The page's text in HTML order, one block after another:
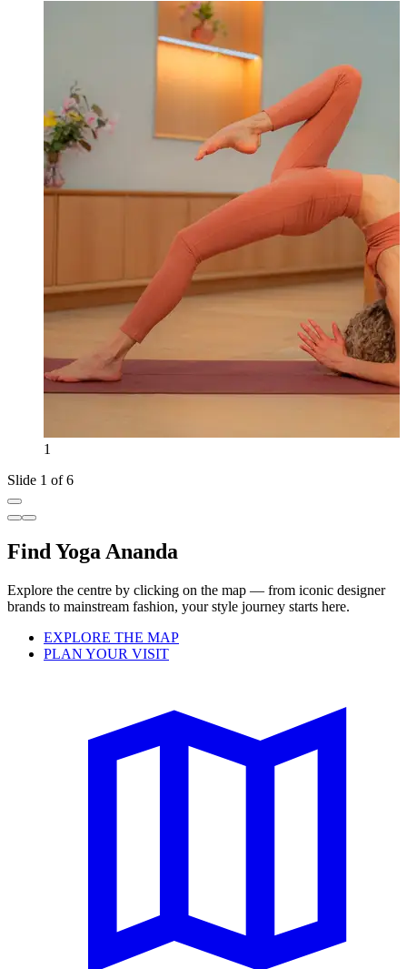
1
Slide 1 of 6
Find Yoga Ananda
Explore the centre by clicking on the map — from iconic designer
brands to mainstream fashion, your style journey starts here.
EXPLORE THE MAP
PLAN YOUR VISIT